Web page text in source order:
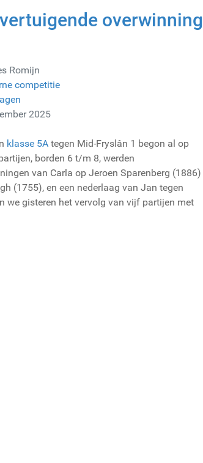
overwinning
Romijn
competitie
2025
klasse 5A tegen Mid-Fryslân 1 begon al op
borden 6 t/m 8, werden
van Carla op Jeroen Sparenberg (1886)
(1755), en een nederlaag van Jan tegen
we gisteren het vervolg van vijf partijen met